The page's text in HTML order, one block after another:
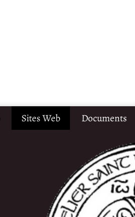
Sites Web Documents